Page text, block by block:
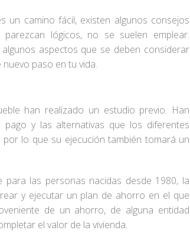
un camino fácil, existen algunos consejos
parezcan lógicos, no se suelen emplear.
aspectos que se deben considerar
paso en tu vida.
han realizado un estudio previo. Han
y las alternativas que los diferentes
lo que su ejecución también tomará un
las personas nacidas desde 1980, la
y ejecutar un plan de ahorro en el que
de un ahorro, de alguna entidad
el valor de la vivienda.